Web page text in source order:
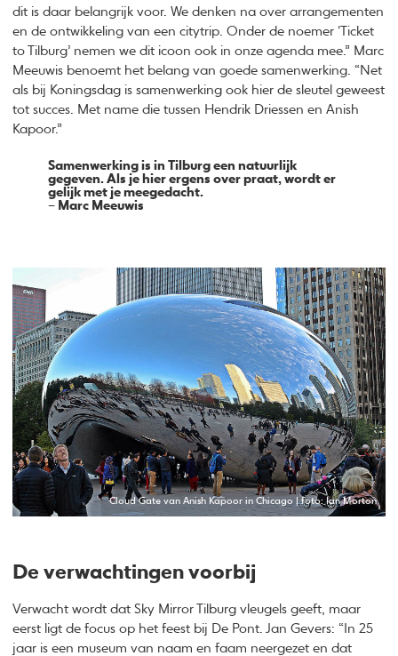
dit is daar belangrijk voor. We denken na over arrangementen
en de ontwikkeling van een citytrip. Onder de noemer ‘Ticket
to Tilburg’ nemen we dit icoon ook in onze agenda mee.” Marc
Meeuwis benoemt het belang van goede samenwerking. “Net
als bij Koningsdag is samenwerking ook hier de sleutel geweest
tot succes. Met name die tussen Hendrik Driessen en Anish
Kapoor.”
Samenwerking is in Tilburg een natuurlijk
gegeven. Als je hier ergens over praat, wordt er
gelijk met je meegedacht.
– Marc Meeuwis
Cloud Gate van Anish Kapoor in Chicago | foto: Ian Morton
De verwachtingen voorbij
Verwacht wordt dat Sky Mirror Tilburg vleugels geeft, maar
eerst ligt de focus op het feest bij De Pont. Jan Gevers: “In 25
jaar is een museum van naam en faam neergezet en dat